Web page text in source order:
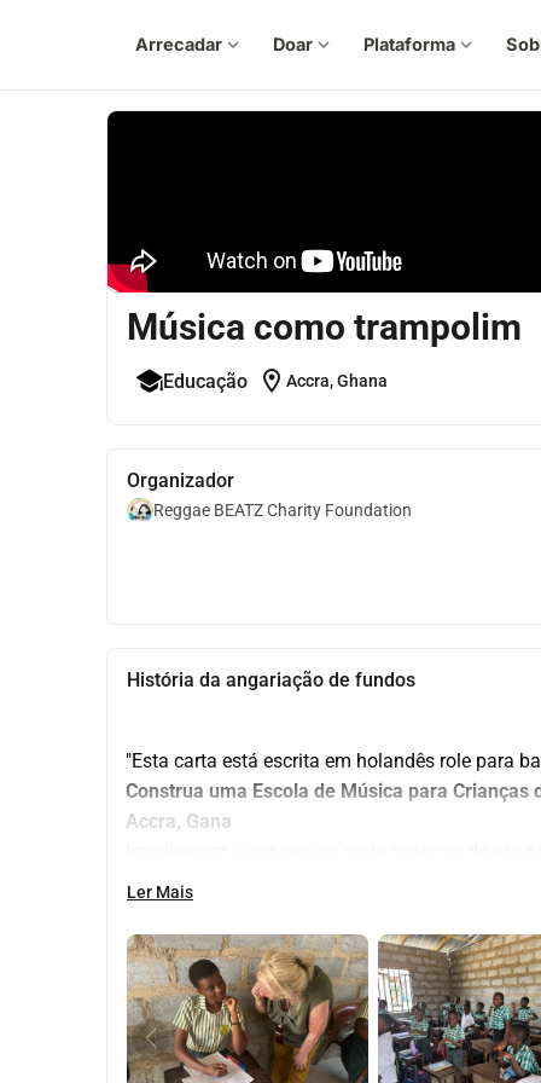
Arrecadar expand_more Doar expand_more Plataforma expand_more
Música como trampolim
Educação location_on Accra, Ghana
Organizador
Reggae BEATZ Charity Foundation
História da angariação de fundos
"Esta carta está escrita em holandês role para
Construa uma Escola de Música para Crianças
Accra, Gana
talentos, onde a música traz esperança,
Gana.
Aqui, combinamos a rica cultura musical
conhecimento de música europeia, permitindo
mas também explorem novos mundos musicais.
Por que este projeto é importante
Ler Mais